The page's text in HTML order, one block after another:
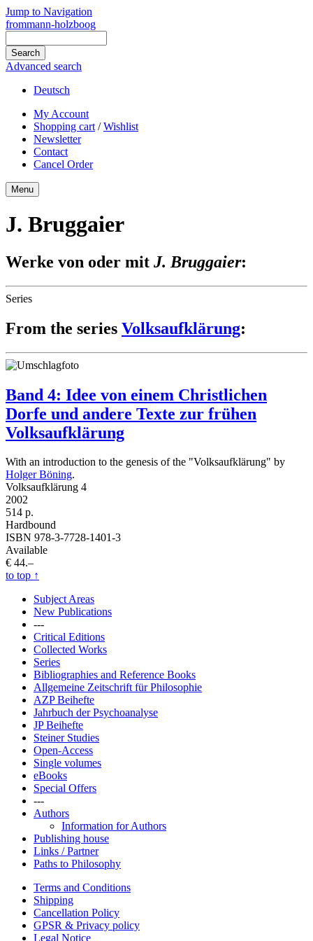
Jump to Navigation
frommann-holzboog
Advanced search
Deutsch
My Account
Shopping cart /Wishlist
Newsletter
Contact
Cancel Order
Menu
J. Bruggaier
Werke von oder mit J. Bruggaier:
Series
From the series Volksaufklärung:
Band 4: Idee von einem Christlichen
Dorfe und andere Texte zur frühen
Volksaufklärung
With an introduction to the genesis of the "Volksaufklärung" by
Holger Böning.
Volksaufklärung 4
2002
514 p.
Hardbound
ISBN 978-3-7728-1401-3
Available
€ 44.–
to top ↑
Subject Areas
New Publications
---
Critical Editions
Collected Works
Series
Bibliographies and Reference Books
Allgemeine Zeitschrift für Philosophie
AZP Beihefte
Jahrbuch der Psychoanalyse
JP Beihefte
Steiner Studies
Open-Access
Single volumes
eBooks
Special Offers
---
Authors
Information for Authors
Publishing house
Links / Partner
Paths to Philosophy
Terms and Conditions
Shipping
Cancellation Policy
GPSR & Privacy policy
Legal Notice